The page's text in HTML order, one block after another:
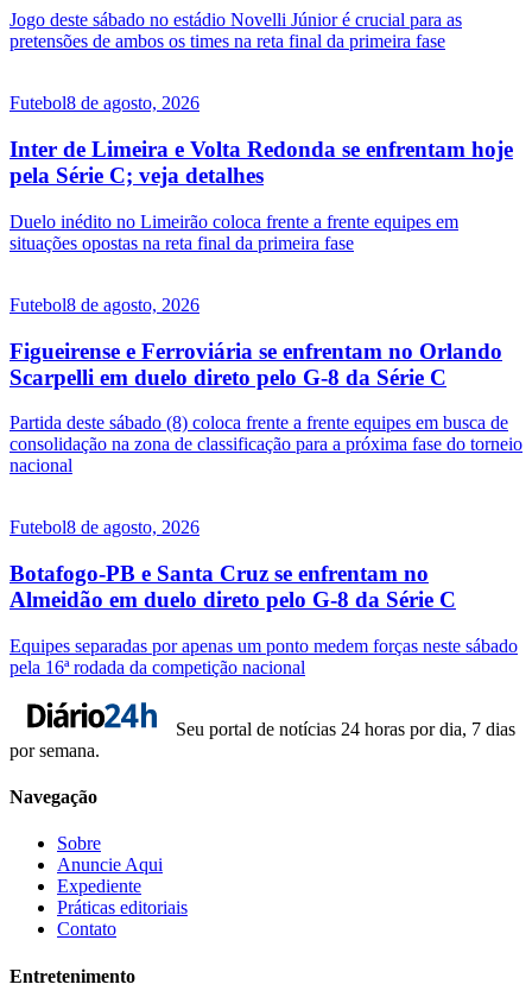
Jogo deste sábado no estádio Novelli Júnior é crucial para as
pretensões de ambos os times na reta final da primeira fase
Futebol8 de agosto, 2026
Inter de Limeira e Volta Redonda se enfrentam hoje
pela Série C; veja detalhes
Duelo inédito no Limeirão coloca frente a frente equipes em
situações opostas na reta final da primeira fase
Futebol8 de agosto, 2026
Figueirense e Ferroviária se enfrentam no Orlando
Scarpelli em duelo direto pelo G-8 da Série C
Partida deste sábado (8) coloca frente a frente equipes em busca de
consolidação na zona de classificação para a próxima fase do torneio
nacional
Futebol8 de agosto, 2026
Botafogo-PB e Santa Cruz se enfrentam no
Almeidão em duelo direto pelo G-8 da Série C
Equipes separadas por apenas um ponto medem forças neste sábado
pela 16ª rodada da competição nacional
Seu portal de notícias 24 horas por dia, 7 dias
por semana.
Navegação
Sobre
Anuncie Aqui
Expediente
Práticas editoriais
Contato
Entretenimento